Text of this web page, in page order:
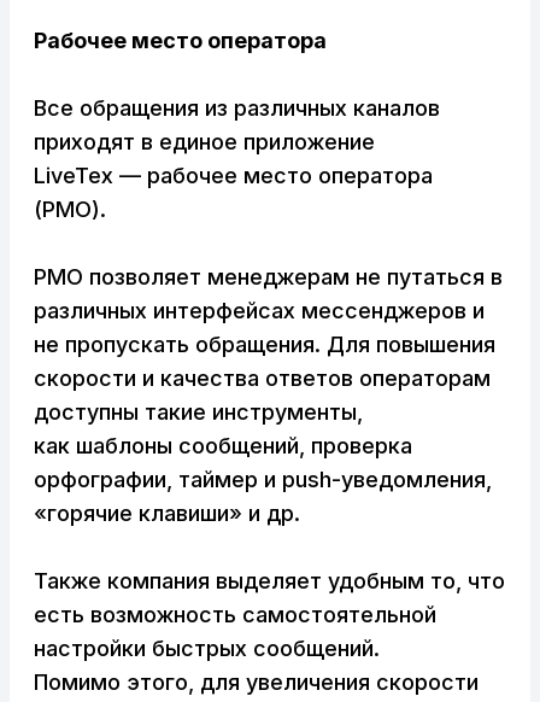
Рабочее место оператора
Все обращения из различных каналов
приходят в единое приложение
LiveTex — рабочее место оператора
(РМО).
РМО позволяет менеджерам не путаться в
различных интерфейсах мессенджеров и
не пропускать обращения. Для повышения
скорости и качества ответов операторам
доступны такие инструменты,
как шаблоны сообщений, проверка
орфографии, таймер и push-уведомления,
«горячие клавиши» и др.
Также компания выделяет удобным то, что
есть возможность самостоятельной
настройки быстрых сообщений.
Помимо этого, для увеличения скорости